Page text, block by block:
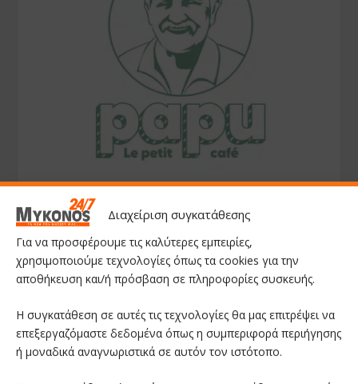
Διαχείριση συγκατάθεσης
Για να προσφέρουμε τις καλύτερες εμπειρίες,
χρησιμοποιούμε τεχνολογίες όπως τα cookies για την
αποθήκευση και/ή πρόσβαση σε πληροφορίες συσκευής.
Η συγκατάθεση σε αυτές τις τεχνολογίες θα μας επιτρέψει να
επεξεργαζόμαστε δεδομένα όπως η συμπεριφορά περιήγησης
ή μοναδικά αναγνωριστικά σε αυτόν τον ιστότοπο.